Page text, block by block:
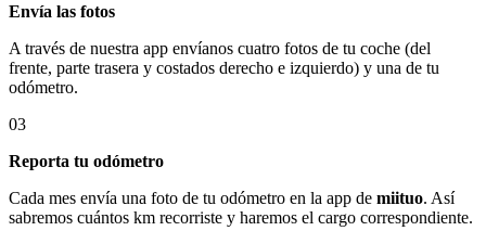
Envía las fotos
A través de nuestra app envíanos cuatro fotos de tu coche (del
frente, parte trasera y costados derecho e izquierdo) y una de tu
odómetro.
03
Reporta tu odómetro
Cada mes envía una foto de tu odómetro en la app de miituo. Así
sabremos cuántos km recorriste y haremos el cargo correspondiente.